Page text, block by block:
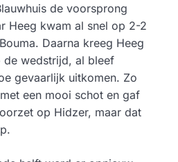
de voorsprong
Heeg kwam al snel op 2-2
Daarna kreeg Heeg
de wedstrijd, al bleef
gevaarlijk uitkomen. Zo
een mooi schot en gaf
op Hidzer, maar dat